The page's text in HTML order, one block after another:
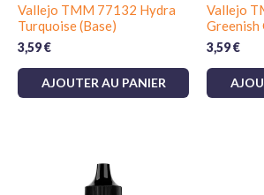
Vallejo TMM 77132 Hydra
Turquoise (Base)
3,59€
AJOUTER AU PANIER
Vallejo
Greenish
3,59€